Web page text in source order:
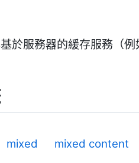
於服務器的緩存服務（
mixed mixed content